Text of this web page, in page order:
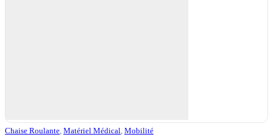
Chaise Roulante Matériel Médical Mobilité